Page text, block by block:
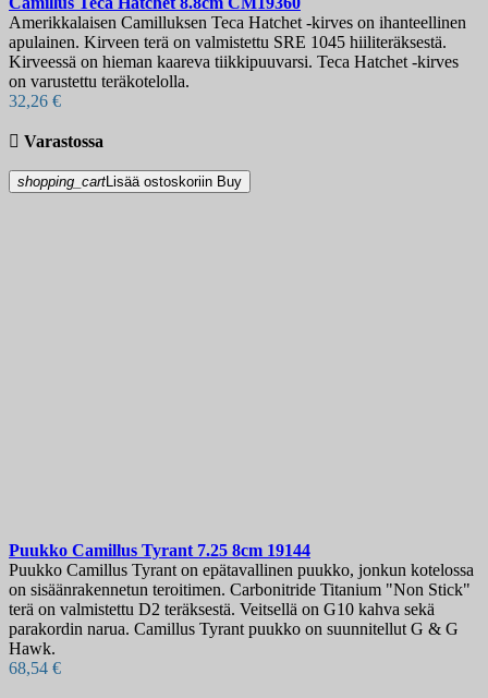
Amerikkalaisen Camilluksen Teca Hatchet -kirves on ihanteellinen
apulainen. Kirveen terä on valmistettu SRE 1045 hiiliteräksestä.
Kirveessä on hieman kaareva tiikkipuuvarsi. Teca Hatchet -kirves
on varustettu teräkotelolla.
32,26 €
 Varastossa
shopping_cartLisää ostoskoriin Buy
Puukko Camillus Tyrant 7.25 8cm 19144
Puukko Camillus Tyrant on epätavallinen puukko, jonkun kotelossa
on sisäänrakennetun teroitimen. Carbonitride Titanium "Non Stick"
terä on valmistettu D2 teräksestä. Veitsellä on G10 kahva sekä
parakordin narua. Camillus Tyrant puukko on suunnitellut G & G
Hawk.
68,54 €